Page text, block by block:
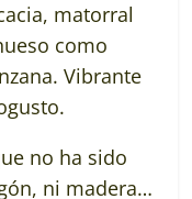
matorral
como
Vibrante
no ha sido
ni madera…